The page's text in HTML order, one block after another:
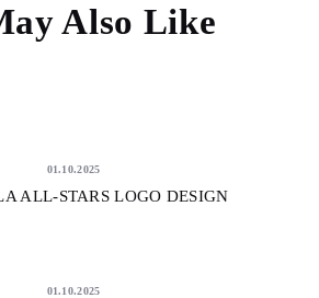
Also Like
01.10.2025
ALL-STARS LOGO DESIGN
01.10.2025